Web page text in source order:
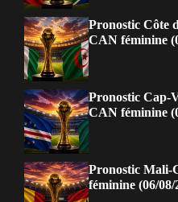
Pronostic Côte
CAN féminine
Pronostic Cap-
CAN féminine
Pronostic Mali-
féminine (06/08/